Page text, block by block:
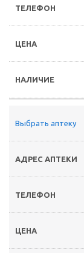
Выбрать аптеку